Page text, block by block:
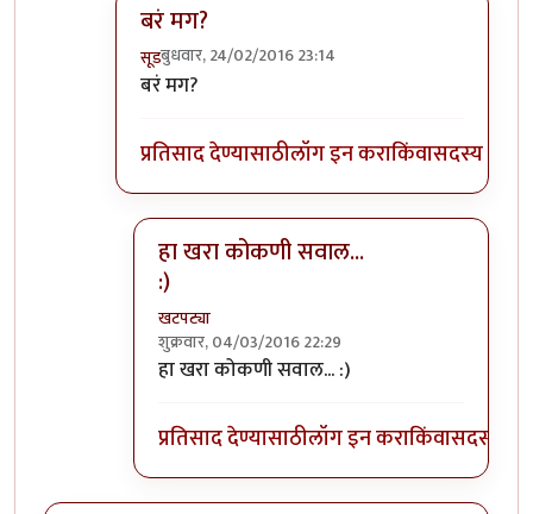
बरं मग?
सूडबुधवार, 24/02/2016 23:14
In reply to
बरं मग?
प्रतिसाद देण्यासाठीलॉग इन कराकिंवासदस्य व्हा
हा खरा कोकणी सवाल...
:)
खटपट्या
शुक्रवार, 04/03/2016 22:29
In reply toबरं मग?byसूड
हा खरा कोकणी सवाल... :)
प्रतिसाद देण्यासाठीलॉग इन कराकिंवासदस्य व्हा